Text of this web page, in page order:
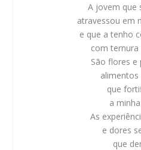
A jovem que
atravessou em
e que a tenho
com ternura
São flores e
alimentos
que
a
As
e dores
que